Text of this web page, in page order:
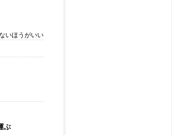
いほうがいい
ぶ